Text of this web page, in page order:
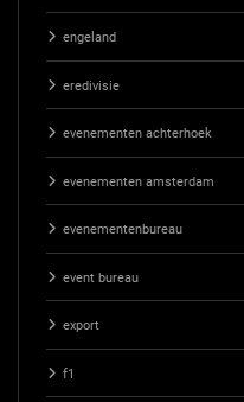
engeland
eredivisie
evenementen achterhoek
evenementen amsterdam
evenementenbureau
event bureau
export
f1